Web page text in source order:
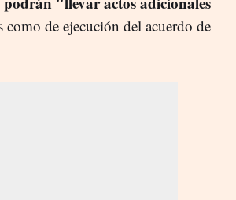
como de ejecución del acuerdo de